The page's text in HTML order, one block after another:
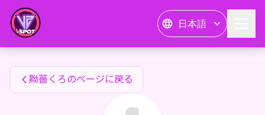
日本語
黝薔くろのファンアイテム
黝薔くろのページに戻る
黝薔くろのファンアイテム — 24karat